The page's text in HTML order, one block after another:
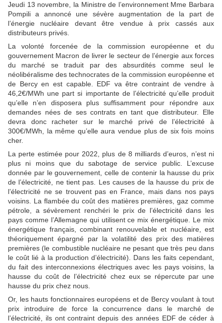
Jeudi 13 novembre, la Ministre de l’environnement Mme Barbara
Pompili a annoncé une sévère augmentation de la part de
l’énergie nucléaire devant être vendue à prix cassés aux
distributeurs privés.
La volonté forcenée de la commission européenne et du
gouvernement Macron de livrer le secteur de l’énergie aux forces
du marché se traduit par des absurdités comme seul le
néolibéralisme des technocrates de la commission européenne et
de Bercy en est capable. EDF va être contraint de vendre à
46,2€/MWh une part si importante de l’électricité qu’elle produit
qu’elle n’en disposera plus suffisamment pour répondre aux
demandes nées de ses contrats en tant que distributeur. Elle
devra donc racheter sur le marché privé de l’électricité à
300€/MWh, la même qu’elle aura vendue plus de six fois moins
cher.
La perte estimée pour 2022, plus de 8 milliards d’euros, n’est ni
plus ni moins que du sabotage de service public. L’excuse
donnée par le gouvernement, celle de contenir la hausse du prix
de l’électricité, ne tient pas. Les causes de la hausse du prix de
l’électricité ne se trouvent pas en France, mais dans nos pays
voisins. La flambée du coût des matières premières, gaz comme
pétrole, a sévèrement renchéri le prix de l’électricité dans les
pays comme l’Allemagne qui utilisent ce mix énergétique. Le mix
énergétique français, combinant renouvelable et nucléaire, est
théoriquement épargné par la volatilité des prix des matières
premières (le combustible nucléaire ne pesant que très peu dans
le coût lié à la production d’électricité). Dans les faits cependant,
du fait des interconnexions électriques avec les pays voisins, la
hausse du coût de l’électricité chez eux se répercute par une
hausse du prix chez nous.
Or, les hauts fonctionnaires européens et de Bercy voulant à tout
prix introduire de force la concurrence dans le marché de
l’électricité, ils ont contraint depuis des années EDF de céder à